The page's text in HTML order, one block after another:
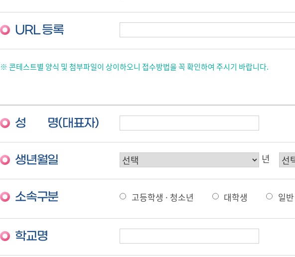
URL 등록
※ 콘테스트별 양식 및 첨부파일이 상이하오니 접수방법을 꼭 확인하여 주시기 바랍니다.
성 명(대표자)
생년월일 년
소속구분 고등학생 · 청소년 대학생 일
학교명